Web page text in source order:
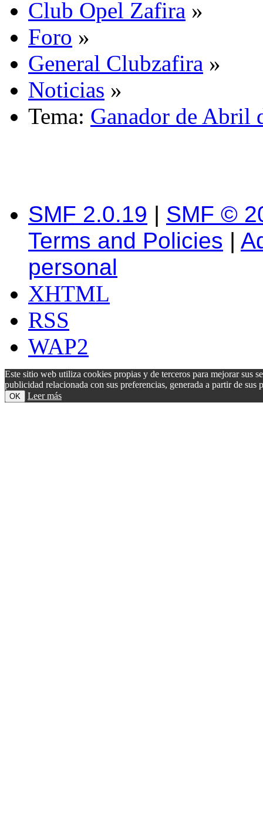
Club Opel Zafira »
Foro »
General Clubzafira »
Noticias »
Tema: Ganador de Abril
SMF 2.0.19 | SMF ©
Terms and Policies |
personal
XHTML
RSS
WAP2
Este sitio web utiliza cookies propias y de terceros para mejorar sus
publicidad relacionada con sus preferencias, generada a partir de
OK Leer más